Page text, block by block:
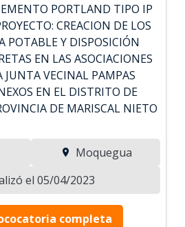
PORTLAND TIPO IP
CREACION DE LOS
POTABLE Y DISPOSICIÓN
EN LAS ASOCIACIONES
JUNTA VECINAL PAMPAS
EN EL DISTRITO DE
DE MARISCAL NIETO
Moquegua
el 05/04/2023
completa